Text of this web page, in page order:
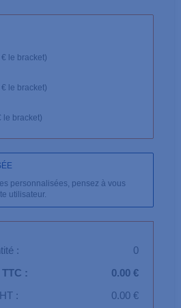
le bracket)
le bracket)
le bracket)
personnalisées, pensez à vous
utilisateur.
:
0
:
0.00 €
:
0.00 €